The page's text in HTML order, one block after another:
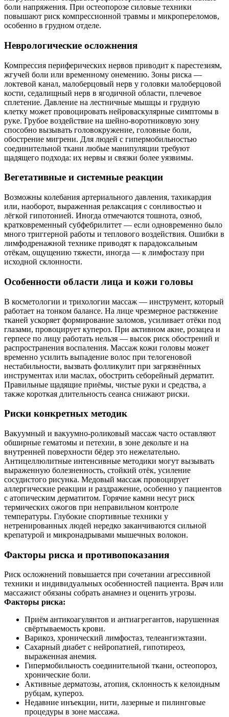
боли напряжения. При остеопорозе силовые техники
повышают риск компрессионной травмы и микропереломов,
особенно в грудном отделе.
Неврологические осложнения
Компрессия периферических нервов приводит к парестезиям,
жгучей боли или временному онемению. Зоны риска —
локтевой канал, малоберцовый нерв у головки малоберцовой
кости, седалищный нерв в ягодичной области, плечевое
сплетение. Давление на лестничные мышцы и грудную
клетку может провоцировать нейроваскулярные симптомы в
руке. Грубое воздействие на шейно-воротниковую зону
способно вызывать головокружение, головные боли,
обострение мигрени. Для людей с гипермобильностью
соединительной ткани любые манипуляции требуют
щадящего подхода: их нервы и связки более уязвимы.
Вегетативные и системные реакции
Возможны колебания артериального давления, тахикардия
или, наоборот, выраженная релаксация с сонливостью и
лёгкой гипотонией. Иногда отмечаются тошнота, озноб,
кратковременный субфебрилитет — если одновременно было
много триггерной работы и теплового воздействия. Ошибки в
лимфодренажной технике приводят к парадоксальным
отёкам, ощущению тяжести, иногда — к лимфостазу при
исходной склонности.
Особенности области лица и кожи головы
В косметологии и трихологии массаж — инструмент, который
работает на тонком балансе. На лице чрезмерное растяжение
тканей ускоряет формирование заломов, усиливает отёки под
глазами, провоцирует купероз. При активном акне, розацеа и
герпесе по лицу работать нельзя — высок риск обострений и
распространения воспаления. Массаж кожи головы может
временно усилить выпадение волос при телогеновой
нестабильности, вызвать фолликулит при загрязнённых
инструментах или маслах, обострить себорейный дерматит.
Правильные щадящие приёмы, чистые руки и средства, а
также короткая длительность сеанса снижают риски.
Риски конкретных методик
Вакуумный и вакуумно-роликовый массаж часто оставляют
обширные гематомы и петехии, в зоне декольте и на
внутренней поверхности бёдер это нежелательно.
Антицеллюлитные интенсивные методики могут вызывать
выраженную болезненность, стойкий отёк, усиление
сосудистого рисунка. Медовый массаж провоцирует
аллергические реакции и раздражение, особенно у пациентов
с атопическим дерматитом. Горячие камни несут риск
термических ожогов при неправильном контроле
температуры. Глубокие спортивные техники у
нетренированных людей нередко заканчиваются сильной
крепатурой и микронадрывами мышечных волокон.
Факторы риска и противопоказания
Риск осложнений повышается при сочетании агрессивной
техники и индивидуальных особенностей пациента. Врач или
массажист обязаны собрать анамнез и оценить угрозы.
Факторы риска:
Приём антикоагулянтов и антиагрегантов, нарушенная
свёртываемость крови.
Варикоз, хронический лимфостаз, телеангиэктазии.
Сахарный диабет с нейропатией, гипотиреоз,
выраженная анемия.
Гипермобильность соединительной ткани, остеопороз,
хронические боли.
Активные дерматозы, атопия, склонность к келоидным
рубцам, купероз.
Недавние инъекции, нити, лазерные и пилинговые
процедуры в зоне массажа.